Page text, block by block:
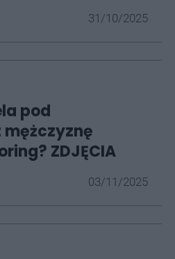
31/10/2025
pod
mężczyznę
ZDJĘCIA
03/11/2025